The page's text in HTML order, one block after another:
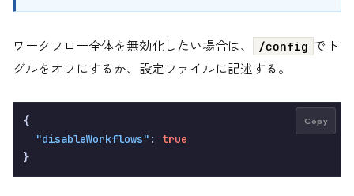
ワークフロー全体を無効化したい場合は、 /config でト
グルをオフにするか、設定ファイルに記述する。
{
"disableWorkflows" :
true
}
Copy